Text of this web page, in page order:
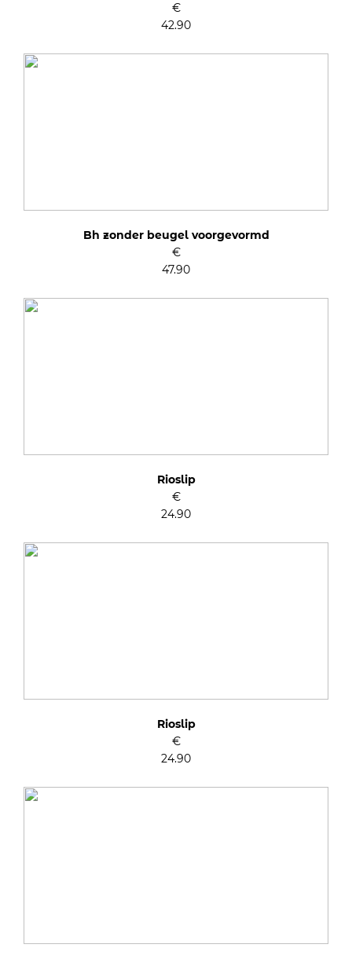
€
42.90
Bh zonder beugel voorgevormd
€
47.90
Rioslip
€
24.90
Rioslip
€
24.90